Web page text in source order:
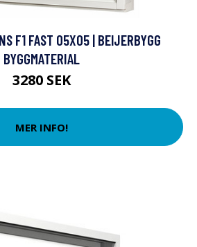
F1 FAST 05X05 | BEIJERBYGG
BYGGMATERIAL
3280 SEK
MER INFO!